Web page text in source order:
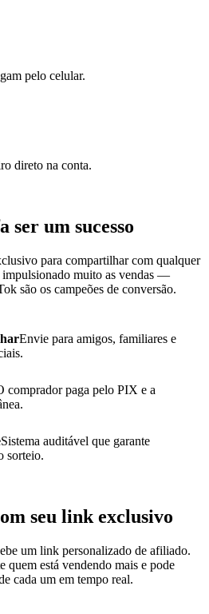
pelo celular.
direto na conta.
ser um sucesso
para compartilhar com qualquer
impulsionado muito as vendas —
são os campeões de conversão.
Envie para amigos, familiares e
comprador paga pelo PIX e a
Sistema auditável que garante
sorteio.
seu link exclusivo
um link personalizado de afiliado.
quem está vendendo mais e pode
cada um em tempo real.